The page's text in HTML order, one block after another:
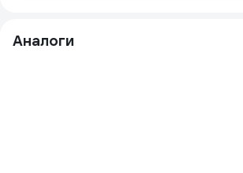
Аналоги